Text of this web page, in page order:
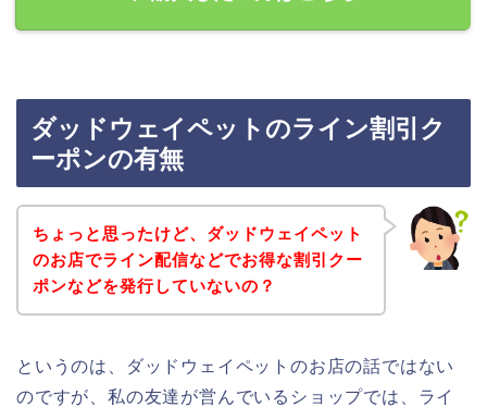
ダッドウェイペットのライン割引ク
ーポンの有無
ちょっと思ったけど、ダッドウェイペット
のお店でライン配信などでお得な割引クー
ポンなどを発行していないの？
というのは、ダッドウェイペットのお店の話ではない
のですが、私の友達が営んでいるショップでは、ライ